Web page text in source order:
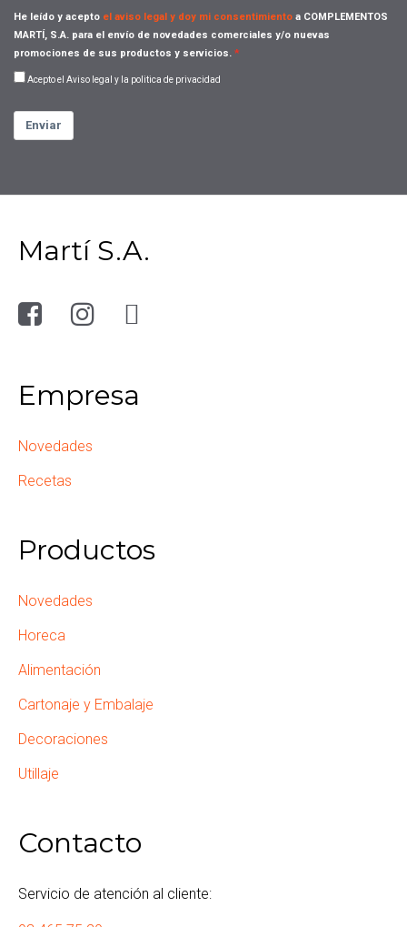
He leído y acepto el aviso legal y doy mi consentimiento a COMPLEMENTOS
MARTÍ, S.A. para el envío de novedades comerciales y/o nuevas
promociones de sus productos y servicios.
Acepto el Aviso legal y la politica de privacidad
Enviar
Martí S.A.
Empresa
Novedades
Recetas
Productos
Novedades
Horeca
Alimentación
Cartonaje y Embalaje
Decoraciones
Utillaje
Contacto
Servicio de atención al cliente: